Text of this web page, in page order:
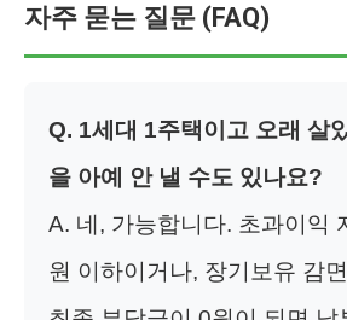
자주 묻는 질문 (FAQ)
Q. 1세대 1주택이고 오래 살
을 아예 안 낼 수도 있나요?
A. 네, 가능합니다. 초과이익
원 이하이거나, 장기보유 감